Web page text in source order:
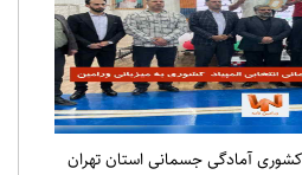
کشوری آمادگی جسمانی استان تهران